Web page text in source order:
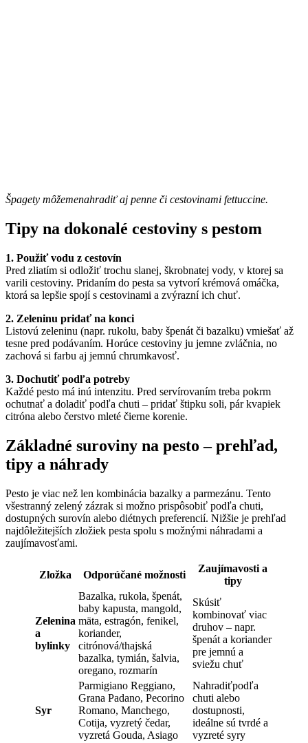
Špagety môžemenahradiť aj penne či cestovinami fettuccine.
Tipy na dokonalé cestoviny s pestom
1. Použiť vodu z cestovín
Pred zliatím si odložiť trochu slanej, škrobnatej vody, v ktorej sa
varili cestoviny. Pridaním do pesta sa vytvorí krémová omáčka,
ktorá sa lepšie spojí s cestovinami a zvýrazní ich chuť.
2. Zeleninu pridať na konci
Listovú zeleninu (napr. rukolu, baby špenát či bazalku) vmiešať až
tesne pred podávaním. Horúce cestoviny ju jemne zvláčnia, no
zachová si farbu aj jemnú chrumkavosť.
3. Dochutiť podľa potreby
Každé pesto má inú intenzitu. Pred servírovaním treba pokrm
ochutnať a doladiť podľa chuti – pridať štipku soli, pár kvapiek
citróna alebo čerstvo mleté čierne korenie.
Základné suroviny na pesto – prehľad,
tipy a náhrady
Pesto je viac než len kombinácia bazalky a parmezánu. Tento
všestranný zelený zázrak si možno prispôsobiť podľa chuti,
dostupných surovín alebo diétnych preferencií. Nižšie je prehľad
najdôležitejších zložiek pesta spolu s možnými náhradami a
zaujímavosťami.
Zložka Odporúčané možnosti
Zaujímavosti a
tipy
Zelenina
a
bylinky
Bazalka, rukola, špenát,
baby kapusta, mangold,
mäta, estragón, fenikel,
koriander,
citrónová/thajská
bazalka, tymián, šalvia,
oregano, rozmarín
Skúsiť
kombinovať viac
druhov – napr.
špenát a koriander
pre jemnú a
sviežu chuť
Syr
Parmigiano Reggiano,
Grana Padano, Pecorino
Romano, Manchego,
Cotija, vyzretý čedar,
vyzretá Gouda, Asiago
Nahradiťpodľa
chuti alebo
dostupnosti,
ideálne sú tvrdé a
vyzreté syry